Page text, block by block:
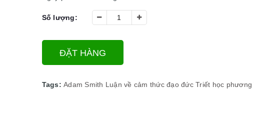
Số lượng:
ĐẶT HÀNG
Tags: Adam Smith Luận về cảm thức đạo đức Triết học phương